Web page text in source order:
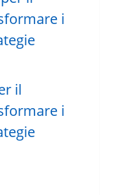
il
i